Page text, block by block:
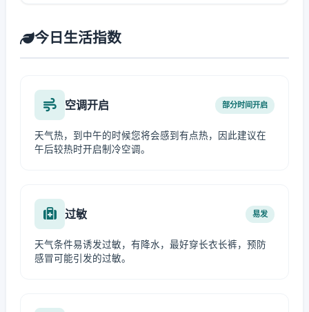
今日生活指数
空调开启 部分时间开启
天气热，到中午的时候您将会感到有点热，因此建议在
午后较热时开启制冷空调。
过敏 易发
天气条件易诱发过敏，有降水，最好穿长衣长裤，预防
感冒可能引发的过敏。